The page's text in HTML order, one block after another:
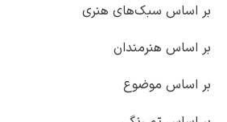
بر اساس سبک‌های هنری
بر اساس هنرمندان
بر اساس موضوع